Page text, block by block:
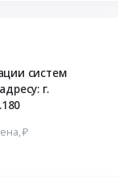
систем
г.
₽